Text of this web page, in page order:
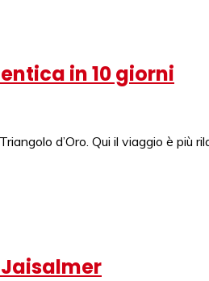
in 10 giorni
d’Oro. Qui il viaggio è più